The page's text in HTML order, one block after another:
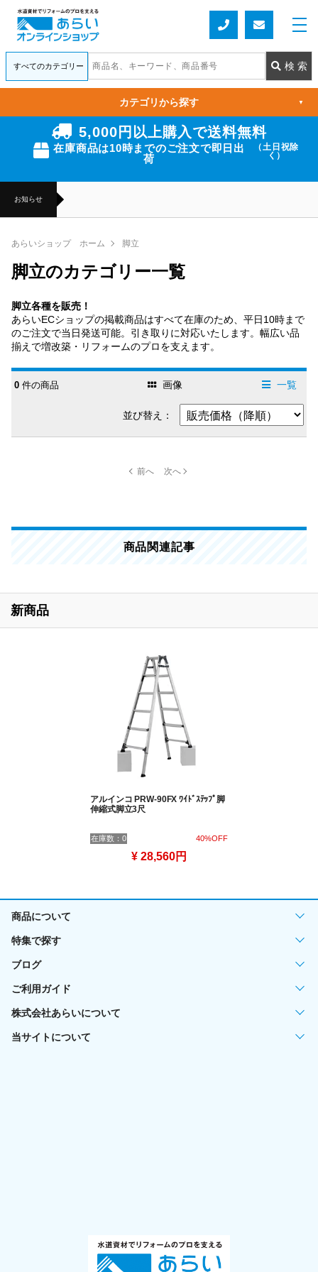
5,000円以上購入で送料無料
在庫商品は10時までのご注文で即日出
荷
（土日祝除
く）
お知らせ
カテゴリから探す ▼
あらいショップ ホーム 脚立
脚立のカテゴリー一覧
脚立各種を販売！
あらいECショップの掲載商品はすべて在庫のため、平日10時まで
のご注文で当日発送可能。引き取りに対応いたします。幅広い品
揃えで増改築・リフォームのプロを支えます。
0 件の商品 画像 一覧
並び替え：
商品関連記事
新商品
アルインコ PRW-90FX ﾜｲﾄﾞｽﾃｯﾌﾟ脚
伸縮式脚立3尺
在庫数：0 40%OFF
¥ 28,560円
商品について
特集で探す
ブログ
ご利用ガイド
株式会社あらいについて
当サイトについて